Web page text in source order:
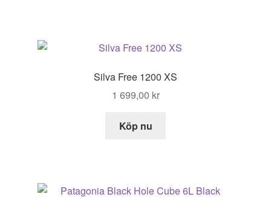
Silva Free 1200 XS
1 699,00 kr
Köp nu